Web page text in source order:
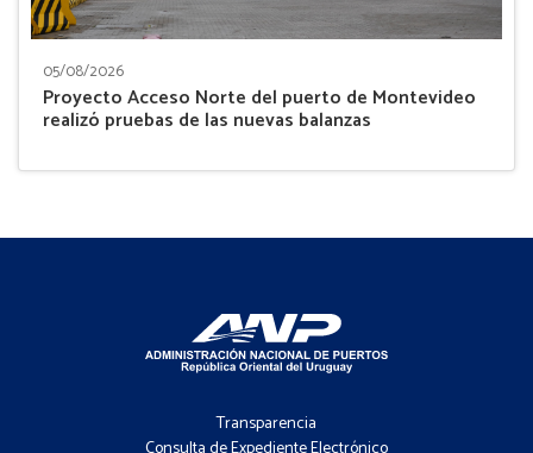
05/08/2026
Proyecto Acceso Norte del puerto de Montevideo
realizó pruebas de las nuevas balanzas
-
Transparencia